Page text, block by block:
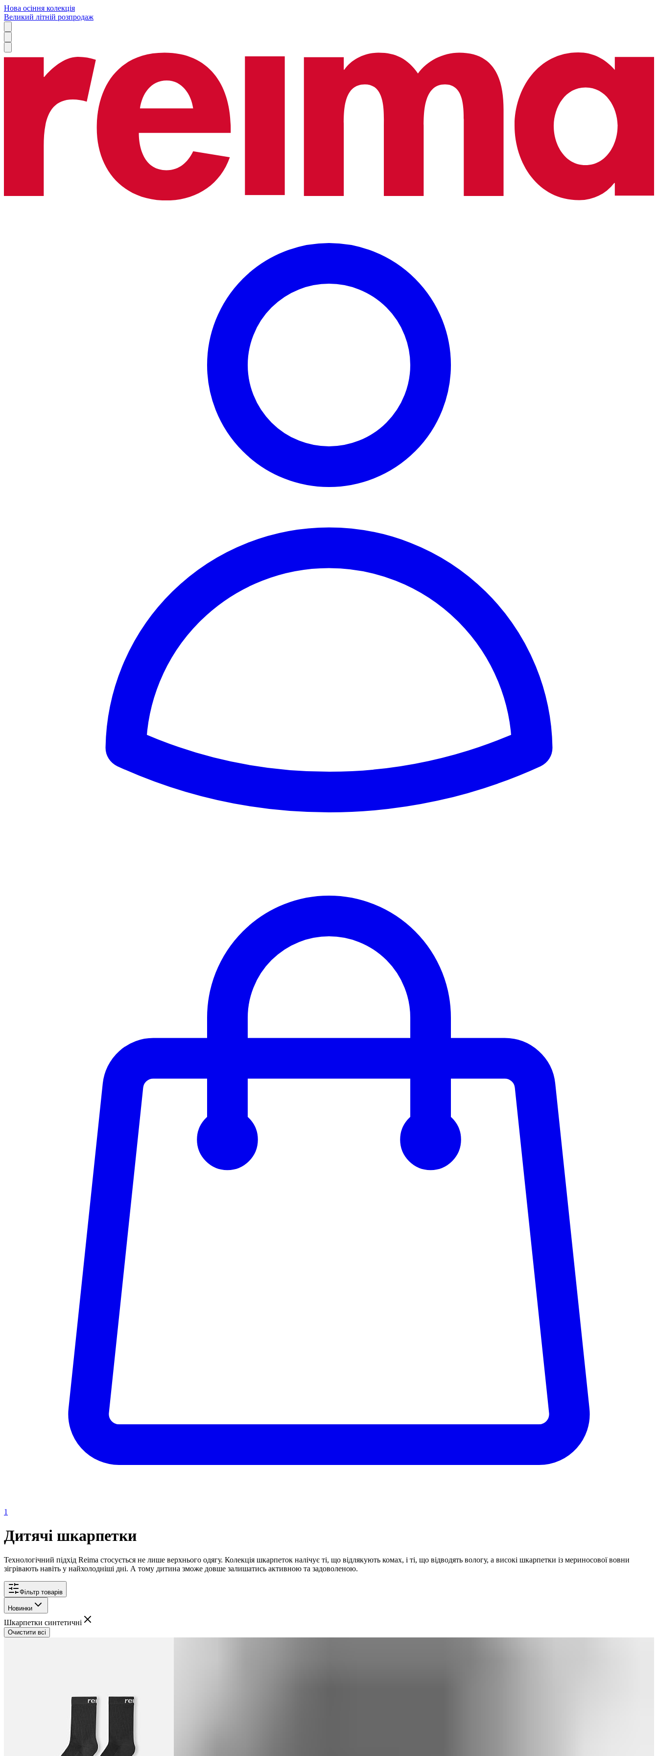
Нова осіння колекція
Великий літній розпродаж
1
Дитячі шкарпетки
Технологічний підхід Reima стосується не лише верхнього одягу. Колекція шкарпеток налічує ті, що відлякують комах, і ті, що відводять вологу, а високі шкарпетки із мериносової вовни
зігрівають навіть у найхолодніші дні. А тому дитина зможе довше залишатись активною та задоволеною.
Фільтр товарів
Новинки
Шкарпетки синтетичні
Очистити всі